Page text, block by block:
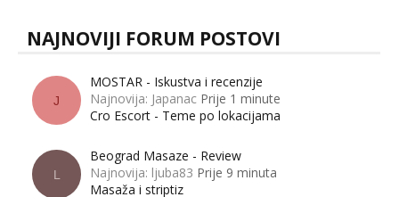
NAJNOVIJI FORUM POSTOVI
J
MOSTAR - Iskustva i recenzije
Najnovija: Japanac Prije 1 minute
Cro Escort - Teme po lokacijama
L
Beograd Masaze - Review
Najnovija: ljuba83 Prije 9 minuta
Masaža i striptiz